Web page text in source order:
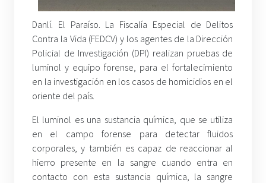
Danlí. El Paraíso. La Fiscalía Especial de Delitos
Contra la Vida (FEDCV) y los agentes de la Dirección
Policial de Investigación (DPI) realizan pruebas de
luminol y equipo forense, para el fortalecimiento
en la investigación en los casos de homicidios en el
oriente del país.
El luminol es una sustancia química, que se utiliza
en el campo forense para detectar fluidos
corporales, y también es capaz de reaccionar al
hierro presente en la sangre cuando entra en
contacto con esta sustancia química, la sangre